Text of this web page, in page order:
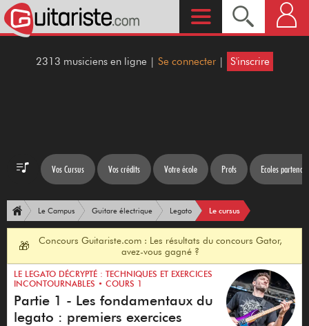
2313 musiciens en ligne | Se connecter | S'inscrire
Vos Cursus Vos crédits Votre école Profs Ecoles
Le Campus Guitare électrique Legato Le cursus
🎁
Concours Guitariste.com : Les résultats du concours Gator,
avez-vous gagné ?
LE LEGATO DÉCRYPTÉ : TECHNIQUES ET EXERCICES
INCONTOURNABLES • COURS 1
Partie 1 - Les fondamentaux du
legato : premiers exercices